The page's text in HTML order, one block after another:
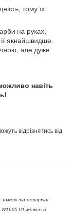
тому їх
на руках,
якнайшвидше.
але дуже
навіть
відрізнятись від
та новорічні
01 можно в